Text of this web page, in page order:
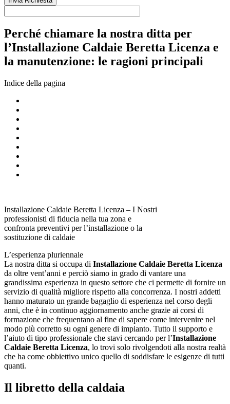
Perché chiamare la nostra ditta per
l’Installazione Caldaie Beretta Licenza e
la manutenzione: le ragioni principali
Indice della pagina
Installazione Caldaie Beretta Licenza – I Nostri
professionisti di fiducia nella tua zona e
confronta preventivi per l’installazione o la
sostituzione di caldaie
L’esperienza pluriennale
La nostra ditta si occupa di Installazione Caldaie Beretta Licenza
da oltre vent’anni e perciò siamo in grado di vantare una
grandissima esperienza in questo settore che ci permette di fornire un
servizio di qualità migliore rispetto alla concorrenza. I nostri addetti
hanno maturato un grande bagaglio di esperienza nel corso degli
anni, che è in continuo aggiornamento anche grazie ai corsi di
formazione che frequentano al fine di sapere come intervenire nel
modo più corretto su ogni genere di impianto. Tutto il supporto e
l’aiuto di tipo professionale che stavi cercando per l’Installazione
Caldaie Beretta Licenza, lo trovi solo rivolgendoti alla nostra realtà
che ha come obbiettivo unico quello di soddisfare le esigenze di tutti
quanti.
Il libretto della caldaia